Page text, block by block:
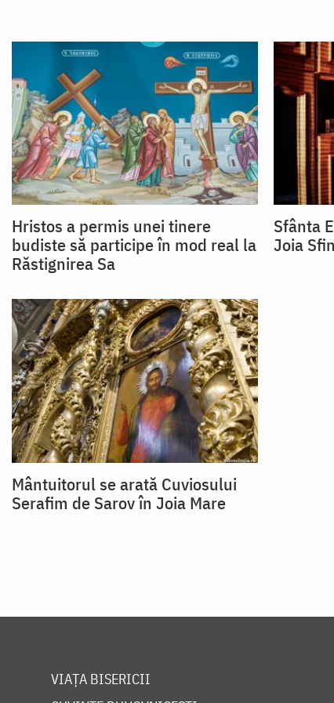
Hristos a permis unei tinere
budiste să participe în mod real la
Răstignirea Sa
Sfânta
Joia
Mântuitorul se arată Cuviosului
Serafim de Sarov în Joia Mare
VIAȚA BISERICII